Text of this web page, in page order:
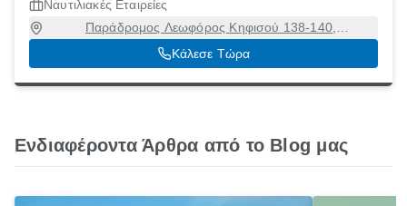
Ναυτιλιακές Εταιρείες
Παράδρομος Λεωφόρος Κηφισού 138-140,
ΤΣΑΛΑΒΟΥΤΑ, Περιστέρι, Αττική, 12131
Κάλεσε Τώρα
Ενδιαφέροντα Άρθρα από το Blog μας